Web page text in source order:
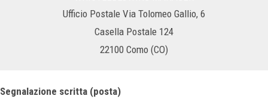
Ufficio Postale Via Tolomeo Gallio, 6
Casella Postale 124
22100 Como (CO)
Segnalazione scritta (posta)